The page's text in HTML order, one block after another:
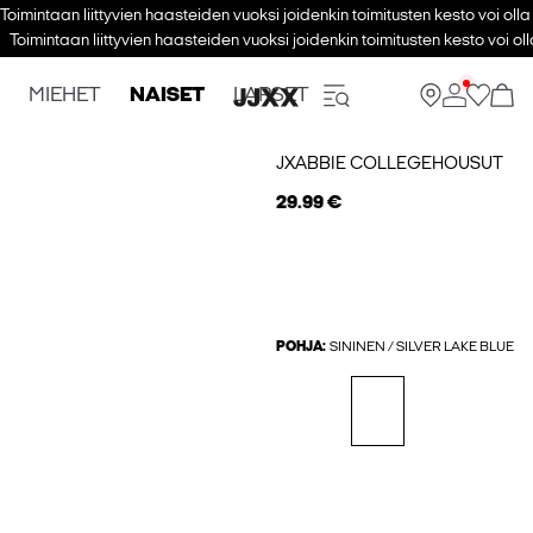
Toimintaan liittyvien haasteiden vuoksi joidenkin toimitusten kesto voi
Toimintaan liittyvien haasteiden vuoksi joidenkin toimitusten kesto
MIEHET NAISET LAPSET
JXABBIE COLLEGEHOUSUT
29.99 €
POHJA: SININEN / SILVER LAKE BLUE